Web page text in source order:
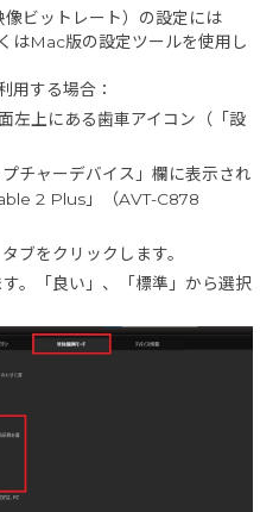
ビットレート）の設定には
はMac版の設定ツールを使用し
用する場合：
左上にある歯車アイコン（「設
チャーデバイス」欄に表示され
2 Plus」（AVT-C878
ブをクリックします。
。「良い」、「標準」から選択